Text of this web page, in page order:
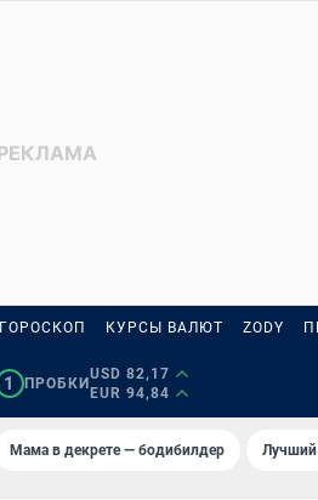
ГОРОСКОП КУРСЫ ВАЛЮТ ZODY
1 ПРОБКИ
USD 82,17
EUR 94,84
Мама в декрете — бодибилдер